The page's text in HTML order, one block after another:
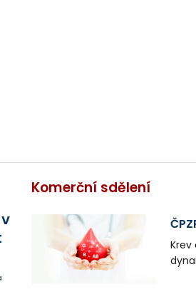
Komerční sdělení
Krev